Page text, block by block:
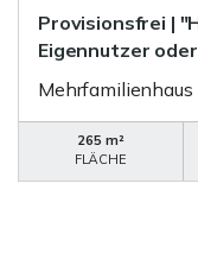
Provisionsfrei |
Eigennutzer
Mehrfamilienhaus
265 m²
FLÄCHE